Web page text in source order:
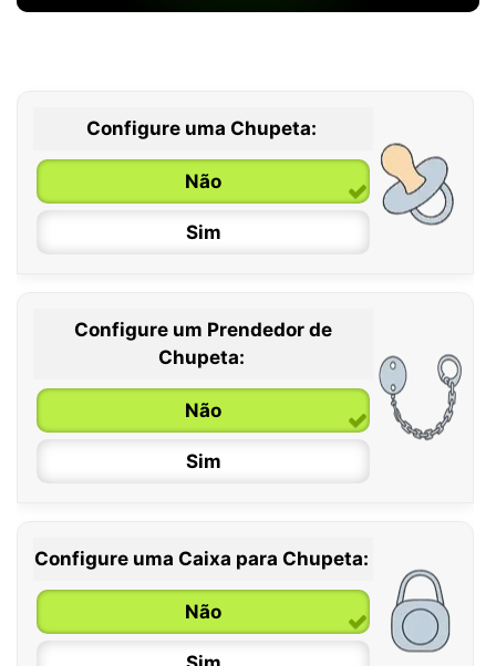
Configure uma Chupeta:
Não
Sim
0 / 6 meses
6 / 36 meses
Configure um Prendedor de
Chupeta:
Não
Sim
Configure uma Caixa para Chupeta:
Não